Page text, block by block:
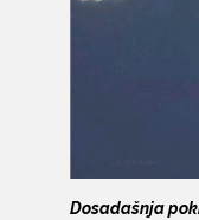
Dosadašnja